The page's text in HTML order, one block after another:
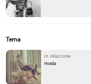
Tema
in relazione
moda